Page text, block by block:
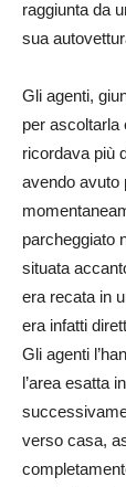
raggiunta da
sua
Gli agenti,
per ascoltarla
ricordava più
avendo avuto
parcheggiato
situata
era recata in
era infatti
Gli agenti
l’area esatta
verso casa,